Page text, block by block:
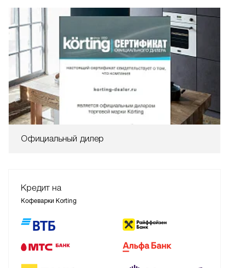
Официальный дилер
Кредит на
Кофеварки Korting